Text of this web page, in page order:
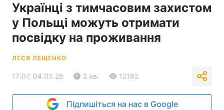
Українці з тимчасовим захистом
у Польщі можуть отримати
посвідку на проживання
ЛЕСЯ ЛЕЩЕНКО
17:07, 04.05.26 3 хв. 12182
Підпишіться на нас в Google